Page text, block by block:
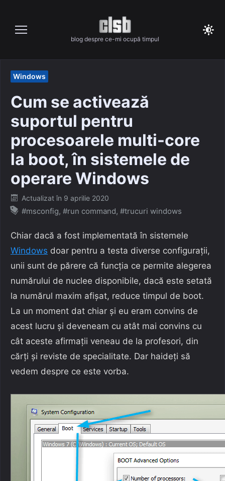
content
blog despre ce-mi ocupă timpul
Windows
Cum se activează
suportul pentru
procesoarele multi-core
la boot, în sistemele de
operare Windows
Posted
on
Actualizat în 9 aprilie 2020
#msconfig, #run command, #trucuri windows
Chiar dacă a fost implementată în sistemele
Windows doar pentru a testa diverse configurații,
unii sunt de părere că funcția ce permite alegerea
numărului de nuclee disponibile, dacă este setată
la numărul maxim afișat, reduce timpul de boot.
La un moment dat chiar și eu eram convins de
acest lucru și deveneam cu atât mai convins cu
cât aceste afirmații veneau de la profesori, din
cărți și reviste de specialitate. Dar haideți să
vedem despre ce este vorba.